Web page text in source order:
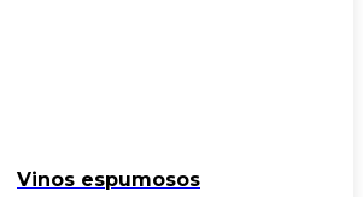
Vinos espumosos